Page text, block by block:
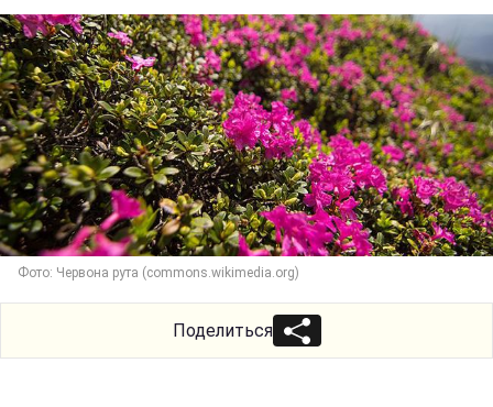
Фото: Червона рута (commons.wikimedia.org)
Поделиться